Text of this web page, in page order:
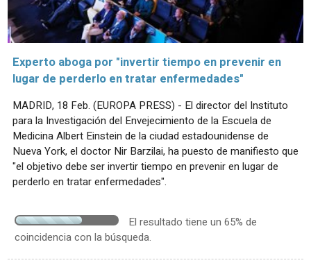
Experto aboga por "invertir tiempo en prevenir en
lugar de perderlo en tratar enfermedades"
MADRID, 18 Feb. (EUROPA PRESS) - El director del Instituto
para la Investigación del Envejecimiento de la Escuela de
Medicina Albert Einstein de la ciudad estadounidense de
Nueva York, el doctor Nir Barzilai, ha puesto de manifiesto que
"el objetivo debe ser invertir tiempo en prevenir en lugar de
perderlo en tratar enfermedades".
El resultado tiene un 65% de
coincidencia con la búsqueda.